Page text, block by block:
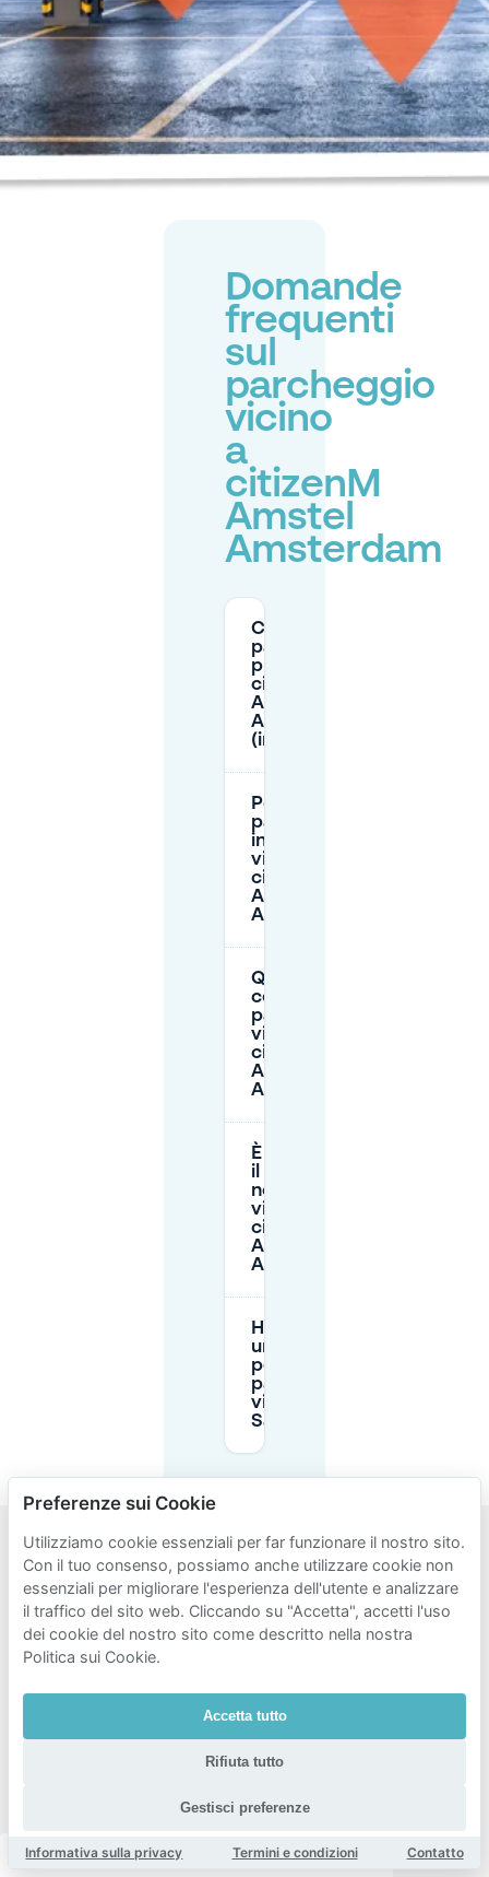
Domande
frequenti
sul
parcheggio
vicino
a
citizenM
Amstel
Amsterdam
C’è
parcheggio
presso
citizenM
Amstel
Amsterdam
(interno)?
Posso
parcheggiare
in strada
vicino a
citizenM
Amstel
Amsterdam?
Quanto
costa il
parcheggio
vicino a
citizenM
Amstel
Amsterdam?
È disponibile
il parcheggio
notturno
vicino a
citizenM
Amstel
Amsterdam?
Ho bisogno di
un permesso
per
parcheggiare
vicino a
Sarphatistraat?
Aree
popolari
per il
vicino a
citizenM
Amstel
Amsterdam
Amsterdam centrum Amsterdam oost
Preferenze sui Cookie
Utilizziamo cookie essenziali per far funzionare il nostro sito.
Con il tuo consenso, possiamo anche utilizzare cookie non
essenziali per migliorare l'esperienza dell'utente e analizzare
il traffico del sito web. Cliccando su "Accetta", accetti l'uso
dei cookie del nostro sito come descritto nella nostra
Politica sui Cookie.
Accetta tutto
Rifiuta tutto
Gestisci preferenze
Informativa sulla privacy Termini e condizioni Contatto